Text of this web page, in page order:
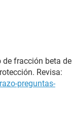
de fracción beta de
Revisa:
preguntas-